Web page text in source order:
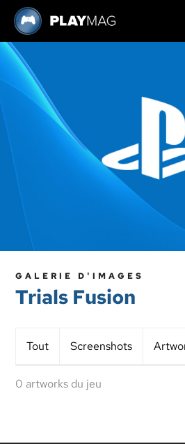
GALERIE D'IMAGES
Trials Fusion
Tout Screenshots
0 artworks du jeu